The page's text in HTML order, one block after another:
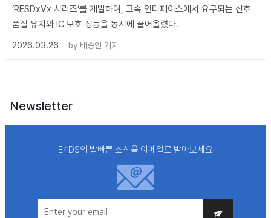
‘RESDxVx 시리즈’를 개발하며, 고속 인터페이스에서 요구되는 신호
품질 유지와 IC 보호 성능을 동시에 끌어올렸다.
2026.03.26
by 배종인 기자
Newsletter
E4DS의 발빠른 소식을 이메일로 받아보세요